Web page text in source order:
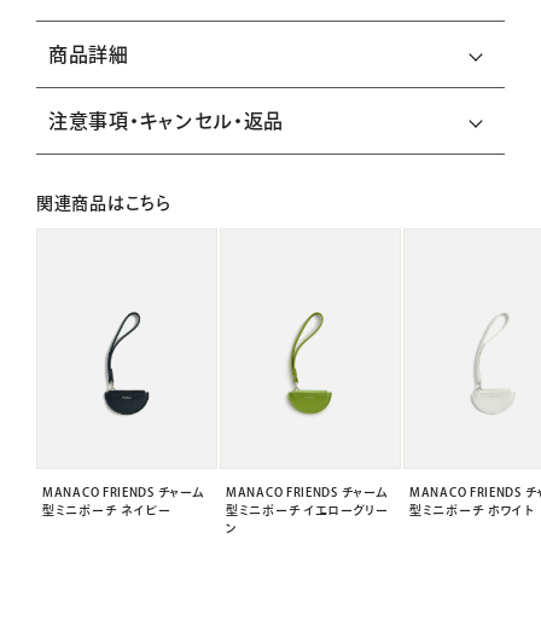
商品詳細
注意事項・キャンセル・返品
関連商品はこちら
MANACO FRIENDS チャーム
型ミニポーチ ネイビー
MANACO FRIENDS チャーム
型ミニポーチ イエローグリー
ン
MANACO FRIENDS チ
型ミニポーチ ホワイト